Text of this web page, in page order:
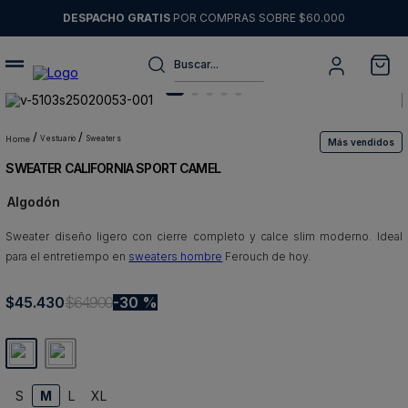
DESPACHO GRATIS POR COMPRAS SOBRE $60.000
Buscar...
vestuario sweaters Más vendidos
SWEATER CALIFORNIA SPORT CAMEL
Algodón
Sweater diseño ligero con cierre completo y calce slim moderno. Ideal
para el entretiempo en sweaters hombre Ferouch de hoy.
$45.430$64.900 30 %
S M L XL
1.
sweater
2.
chaquetas
3.
pantalon
4.
camisas
6.
blazer
8.
chaqueta
9
poleron